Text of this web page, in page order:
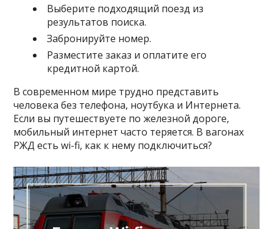
Выберите подходящий поезд из
результатов поиска.
Забронируйте номер.
Разместите заказ и оплатите его
кредитной картой.
В современном мире трудно представить
человека без телефона, ноутбука и Интернета.
Если вы путешествуете по железной дороге,
мобильный интернет часто теряется. В вагонах
РЖД есть wi-fi, как к нему подключиться?